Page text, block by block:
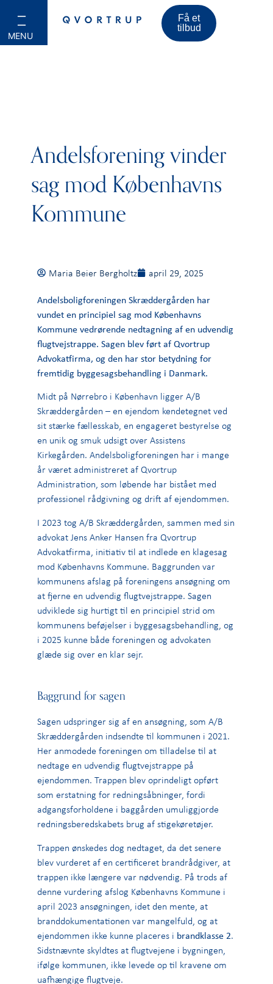
Få et
tilbud
Andelsforening vinder
sag mod Københavns
Kommune
Maria Beier Bergholtz
april 29, 2025
Andelsboligforeningen Skræddergården har
vundet en principiel sag mod Københavns
Kommune vedrørende nedtagning af en udvendig
flugtvejstrappe. Sagen blev ført af Qvortrup
Advokatfirma, og den har stor betydning for
fremtidig byggesagsbehandling i Danmark.
Midt på Nørrebro i København ligger A/B
Skræddergården – en ejendom kendetegnet ved
sit stærke fællesskab, en engageret bestyrelse og
en unik og smuk udsigt over Assistens
Kirkegården. Andelsboligforeningen har i mange
år været administreret af Qvortrup
Administration, som løbende har bistået med
professionel rådgivning og drift af ejendommen.
I 2023 tog A/B Skræddergården, sammen med sin
advokat Jens Anker Hansen fra Qvortrup
Advokatfirma, initiativ til at indlede en klagesag
mod Københavns Kommune. Baggrunden var
kommunens afslag på foreningens ansøgning om
at fjerne en udvendig flugtvejstrappe. Sagen
udviklede sig hurtigt til en principiel strid om
kommunens beføjelser i byggesagsbehandling, og
i 2025 kunne både foreningen og advokaten
glæde sig over en klar sejr.
Baggrund for sagen
Sagen udspringer sig af en ansøgning, som A/B
Skræddergården indsendte til kommunen i 2021.
Her anmodede foreningen om tilladelse til at
nedtage en udvendig flugtvejstrappe på
ejendommen. Trappen blev oprindeligt opført
som erstatning for redningsåbninger, fordi
adgangsforholdene i baggården umuliggjorde
redningsberedskabets brug af stigekøretøjer.
Trappen ønskedes dog nedtaget, da det senere
blev vurderet af en certificeret brandrådgiver, at
trappen ikke længere var nødvendig. På trods af
denne vurdering afslog Københavns Kommune i
april 2023 ansøgningen, idet den mente, at
branddokumentationen var mangelfuld, og at
ejendommen ikke kunne placeres i brandklasse 2.
Sidstnævnte skyldtes at flugtvejene i bygningen,
ifølge kommunen, ikke levede op til kravene om
uafhængige flugtveje.